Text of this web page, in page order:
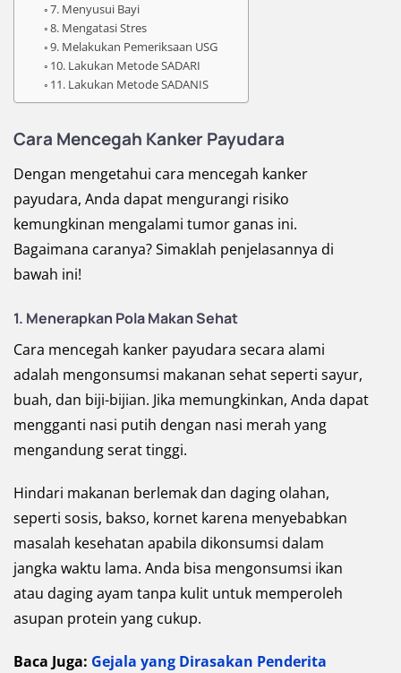
7. Menyusui Bayi
8. Mengatasi Stres
9. Melakukan Pemeriksaan USG
10. Lakukan Metode SADARI
11. Lakukan Metode SADANIS
Cara Mencegah Kanker Payudara
Dengan mengetahui cara mencegah kanker
payudara, Anda dapat mengurangi risiko
kemungkinan mengalami tumor ganas ini.
Bagaimana caranya? Simaklah penjelasannya di
bawah ini!
1. Menerapkan Pola Makan Sehat
Cara mencegah kanker payudara secara alami
adalah mengonsumsi makanan sehat seperti sayur,
buah, dan biji-bijian. Jika memungkinkan, Anda dapat
mengganti nasi putih dengan nasi merah yang
mengandung serat tinggi.
Hindari makanan berlemak dan daging olahan,
seperti sosis, bakso, kornet karena menyebabkan
masalah kesehatan apabila dikonsumsi dalam
jangka waktu lama. Anda bisa mengonsumsi ikan
atau daging ayam tanpa kulit untuk memperoleh
asupan protein yang cukup.
Baca Juga: Gejala yang Dirasakan Penderita